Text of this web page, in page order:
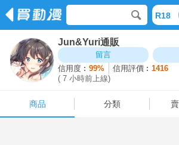
R18
Jun&Yuri通販
留言
信用度︰99% 信用評價︰1416
( 7 小時前上線)
商品 分類
商品 分類